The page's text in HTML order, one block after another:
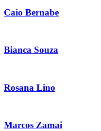
Caio Bernabe
Bianca Souza
Rosana Lino
Marcos Zamai